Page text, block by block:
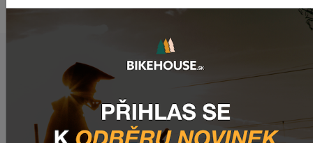
NAPOSLEDY PŘIDANÉ PRODUKTY
Sedlo CHROMAG LIMBER
2 420,18 Kč